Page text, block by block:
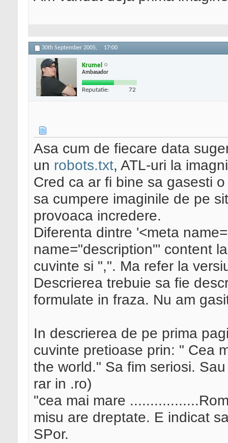
30th September 2005, 17:00
Krumel
Ambasador
Reputatie: 72
Asa cum de fiecare data
un robots.txt, ATL-uri la
Cred ca ar fi bine sa gasesti
sa cumpere imaginile de pe
provoaca incredere.
Diferenta dintre '<meta
name="description"' content
cuvinte si ",". Ma refer la
Descrierea trebuie sa fie
formulate in fraza. Nu am
In descrierea de pe prima
cuvinte pretioase prin: " Cea
the world." Sa fim seriosi.
rar in .ro)
"cea mai mare
misu are dreptate. E indicat
SPor.